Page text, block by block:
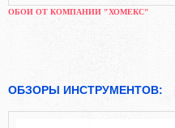
ОБОИ ОТ КОМПАНИИ "ХОМЕКС"
ОБЗОРЫ ИНСТРУМЕНТОВ: